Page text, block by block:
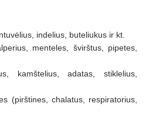
indelius, buteliukus ir kt.
menteles, švirštus, pipetes,
kamštelius, adatas, stiklelius,
(pirštines, chalatus, respiratorius,